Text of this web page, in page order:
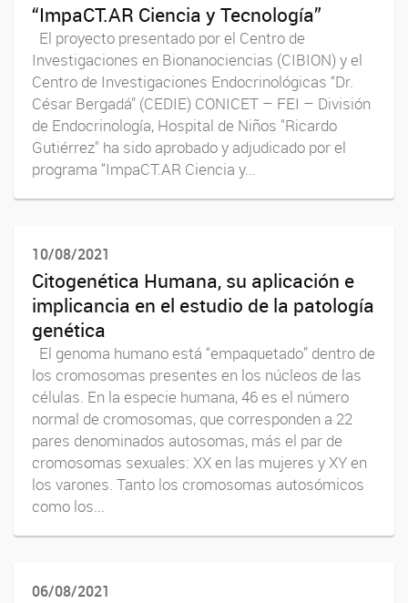
“ImpaCT.AR Ciencia y Tecnología”
El proyecto presentado por el Centro de
Investigaciones en Bionanociencias (CIBION) y el
Centro de Investigaciones Endocrinológicas “Dr.
César Bergadá” (CEDIE) CONICET – FEI – División
de Endocrinología, Hospital de Niños "Ricardo
Gutiérrez" ha sido aprobado y adjudicado por el
programa “ImpaCT.AR Ciencia y...
10/08/2021
Citogenética Humana, su aplicación e
implicancia en el estudio de la patología
genética
El genoma humano está “empaquetado” dentro de
los cromosomas presentes en los núcleos de las
células. En la especie humana, 46 es el número
normal de cromosomas, que corresponden a 22
pares denominados autosomas, más el par de
cromosomas sexuales: XX en las mujeres y XY en
los varones. Tanto los cromosomas autosómicos
como los...
06/08/2021